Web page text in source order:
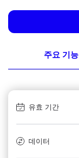
주요 기능
유효 기간
데이터